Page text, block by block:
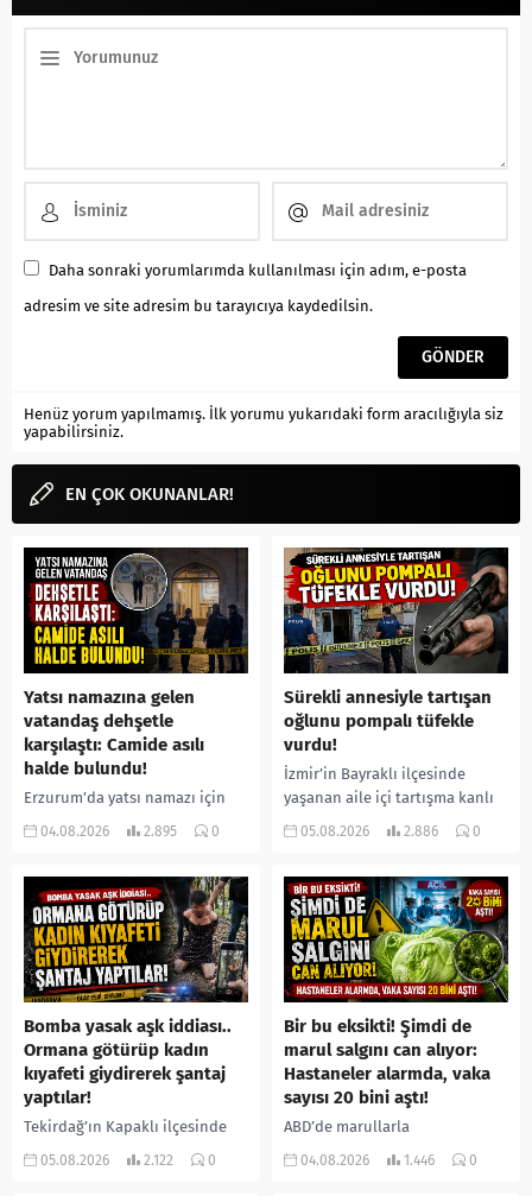
Daha sonraki yorumlarımda kullanılması için adım, e-posta
adresim ve site adresim bu tarayıcıya kaydedilsin.
Henüz yorum yapılmamış. İlk yorumu yukarıdaki form aracılığıyla siz
yapabilirsiniz.
EN ÇOK OKUNANLAR!
Yatsı namazına gelen
vatandaş dehşetle
karşılaştı: Camide asılı
halde bulundu!
Erzurum’da yatsı namazı için
camiye gelen bir vatandaş,
yerine sevk edilen...
04.08.2026 2.895 0
Sürekli annesiyle tartışan
oğlunu pompalı tüfekle
vurdu!
İzmir’in Bayraklı ilçesinde
yaşanan aile içi tartışma kanlı
bitti. İddiaya göre, uzun süredir
05.08.2026 2.886 0
Bomba yasak aşk iddiası..
Ormana götürüp kadın
kıyafeti giydirerek şantaj
yaptılar!
Tekirdağ’ın Kapaklı ilçesinde
bir kişiyi, arkadaşının eşiyle
05.08.2026 2.122 0
Bir bu eksikti! Şimdi de
marul salgını can alıyor:
Hastaneler alarmda, vaka
sayısı 20 bini aştı!
ABD’de marullarla
ilişkilendirilen siklospora
04.08.2026 1.446 0